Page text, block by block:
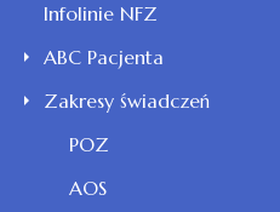
Infolinie NFZ
ABC Pacjenta
Zakresy świadczeń
POZ
AOS